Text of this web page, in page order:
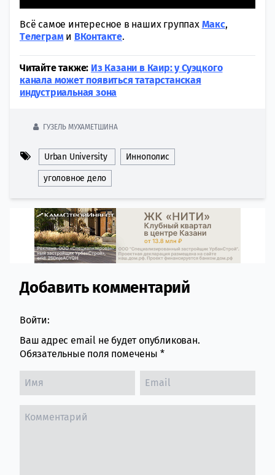
Всё самое интересное в наших группах Макс,
Tелеграми ВКонтакте.
Читайте также: Из Казани в Каир: у Суэцкого
канала может появиться татарстанская
индустриальная зона
ГУЗЕЛЬ МУХАМЕТШИНА
Urban University Иннополис
уголовное дело
Comment section
Добавить комментарий
Войти:
Ваш адрес email не будет опубликован.
Обязательные поля помечены *